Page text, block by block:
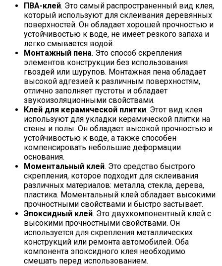
ПВА-клей. Это самый распространенный вид клея,
который используют для склеивания деревянных
поверхностей. Он обладает хорошей прочностью и
устойчивостью к воде, не имеет резкого запаха и
легко смывается водой.
Монтажный пена. Это способ скрепления
элементов конструкции без использования
гвоздей или шурупов. Монтажная пена обладает
высокой адгезией к различным поверхностям,
отлично заполняет пустоты и обладает
звукоизоляционными свойствами.
Клей для керамической плитки. Этот вид клея
используют для укладки керамической плитки на
стены и полы. Он обладает высокой прочностью и
устойчивостью к воде, а также способен
компенсировать небольшие деформации
основания.
Моментальный клей. Это средство быстрого
скрепления, которое подходит для склеивания
различных материалов: металла, стекла, дерева,
пластика. Моментальный клей обладает высокими
прочностными свойствами и быстро застывает.
Эпоксидный клей. Это двухкомпонентный клей с
высокими прочностными свойствами. Он
используется для скрепления металлических
конструкций или ремонта автомобилей. Оба
компонента эпоксидного клея необходимо
смешать перед использованием.